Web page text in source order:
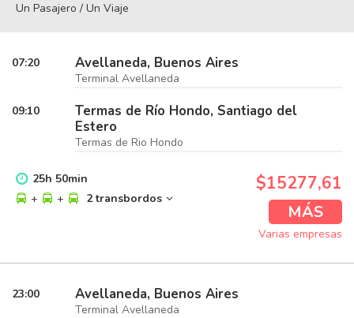
Un Pasajero / Un Viaje
07:20 Avellaneda, Buenos Aires
Terminal Avellaneda
09:10
Termas de Río Hondo, Santiago del
Estero
Termas de Rio Hondo
25h 50min
+
+ 2 transbordos
$15277,61
MÁS
Varias empresas
23:00 Avellaneda, Buenos Aires
Terminal Avellaneda